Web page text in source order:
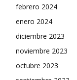
febrero 2024
enero 2024
diciembre 2023
noviembre 2023
octubre 2023